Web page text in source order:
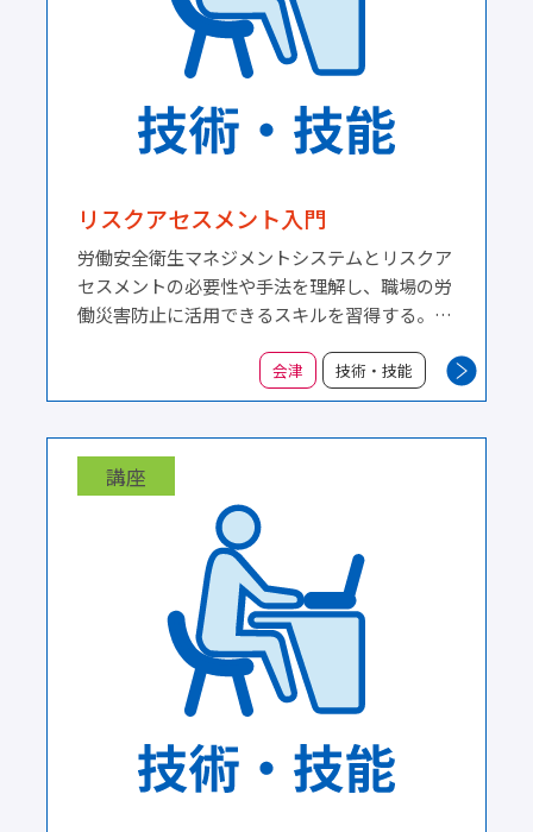
リスクアセスメント入門
労働安全衛生マネジメントシステムとリスクア
セスメントの必要性や手法を理解し、職場の労
働災害防止に活用できるスキルを習得する。
会津 技術・技能
講座